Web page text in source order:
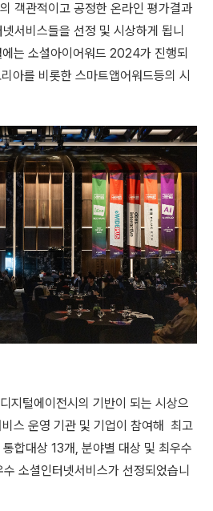
객관적이고 공정한 온라인 평가결과
서비스들을 선정 및 시상하게 됩니
는 소셜아이어워드 2024가 진행되
아를 비롯한 스마트앱어워드등의 시
지털에이전시의 기반이 되는 시상으
스 운영 기관 및 기업이 참여해 최고
합대상 13개, 분야별 대상 및 최우수
소셜인터넷서비스가 선정되었습니